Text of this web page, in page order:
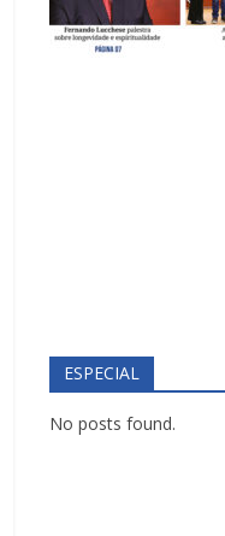
ESPECIAL
No posts found.